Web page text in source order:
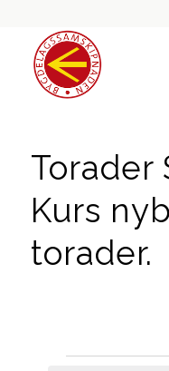
Torader
Kurs
torader.